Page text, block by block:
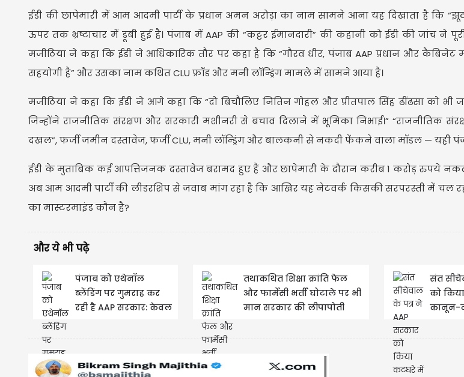
ईडी की छापेमारी में आम आदमी पार्टी के प्रधान अमन अरोड़ा का नाम सामने आना यह दिखाता है कि
ऊपर तक भ्रष्टाचार में डूबी हुई है। पंजाब में AAP की “कट्टर ईमानदारी” की कहानी को ईडी की जांच ने
मजीठिया ने कहा कि ईडी ने आधिकारिक तौर पर कहा है कि “गौरव धीर, पंजाब AAP प्रधान और कैबिनेट
सहयोगी है” और उसका नाम कथित CLU फ्रॉड और मनी लॉन्ड्रिंग मामले में सामने आया है।
मजीठिया ने कहा कि ईडी ने आगे कहा कि “दो बिचौलिए नितिन गोहल और प्रीतपाल सिंह ढींढसा को भी
जिन्होंने राजनीतिक संरक्षण और सरकारी मशीनरी से बचाव दिलाने में भूमिका निभाई।” “राजनीतिक
दखल”, फर्जी जमीन दस्तावेज, फर्जी CLU, मनी लॉन्ड्रिंग और बालकनी से नकदी फेंकने वाला मॉडल — यही
ईडी के मुताबिक कई आपत्तिजनक दस्तावेज बरामद हुए हैं और छापेमारी के दौरान करीब 1 करोड़ रुपये
अब आम आदमी पार्टी की लीडरशिप से जवाब मांग रहा है कि आखिर यह नेटवर्क किसकी सरपरस्ती में चल
का मास्टरमाइंड कौन है?
और ये भी पढ़े
पंजाब को एथेनॉल
ब्लेंडिंग पर गुमराह कर
रही है AAP सरकार: केवल
तथाकथित शिक्षा क्रांति फेल
और फार्मेसी भर्ती घोटाले पर भी
मान सरकार की लीपापोती
संत
को
कानून-